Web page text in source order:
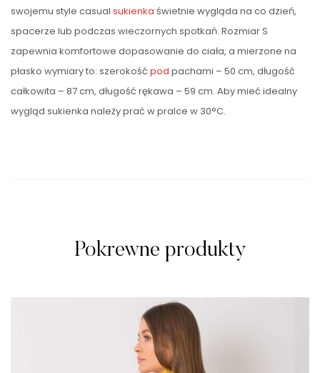
swojemu style casual sukienka świetnie wygląda na co dzień,
spacerze lub podczas wieczornych spotkań. Rozmiar S
zapewnia komfortowe dopasowanie do ciała, a mierzone na
płasko wymiary to: szerokość pod pachami – 50 cm, długość
całkowita – 87 cm, długość rękawa – 59 cm. Aby mieć idealny
wygląd sukienka należy prać w pralce w 30°C.
Pokrewne produkty